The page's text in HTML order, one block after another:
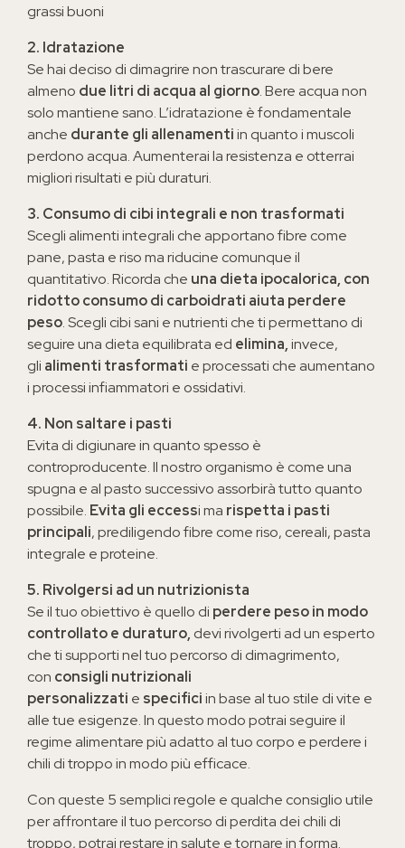
grassi buoni
2. Idratazione
Se hai deciso di dimagrire non trascurare di bere
almeno due litri di acqua al giorno. Bere acqua non
solo mantiene sano. L’idratazione è fondamentale
anche durante gli allenamentiin quanto i muscoli
perdono acqua. Aumenterai la resistenza e otterrai
migliori risultati e più duraturi.
3. Consumo di cibi integrali e non trasformati
Scegli alimenti integrali che apportano fibre come
pane, pasta e riso ma riducine comunque il
quantitativo. Ricorda che una dieta ipocalorica, con
ridotto consumo di carboidrati aiuta perdere
peso. Scegli cibi sani e nutrienti che ti permettano di
seguire una dieta equilibrata ed elimina,invece,
gli alimenti trasformati e processati che aumentano
i processi infiammatori e ossidativi.
4. Non saltare i pasti
Evita di digiunare in quanto spesso è
controproducente. Il nostro organismo è come una
spugna e al pasto successivo assorbirà tutto quanto
possibile. Evita gli eccessi ma rispetta i pasti
principali, prediligendo fibre come riso, cereali, pasta
integrale e proteine.
5. Rivolgersi ad un nutrizionista
Se il tuo obiettivo è quello di perdere peso in modo
controllato e duraturo, devi rivolgerti ad un esperto
che ti supporti nel tuo percorso di dimagrimento,
con consigli nutrizionali
personalizzati e specificiin base al tuo stile di vite e
alle tue esigenze. In questo modo potrai seguire il
regime alimentare più adatto al tuo corpo e perdere i
chili di troppo in modo più efficace.
Con queste 5 semplici regole e qualche consiglio utile
per affrontare il tuo percorso di perdita dei chili di
troppo, potrai restare in salute e tornare in forma.